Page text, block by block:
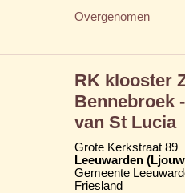
Overgenomen
RK klooster
Bennebroek
van St Lucia
Grote Kerkstraat 89
Leeuwarden
Gemeente
Friesland